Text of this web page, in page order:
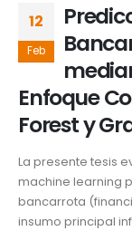
12
Feb
Enfoque
Forest y
La presente tesis
machine learning
bancarrota
insumo principal